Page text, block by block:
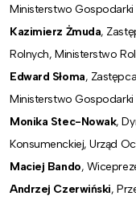
Ministerstwo Gospodarki
Kazimierz Żmuda,
Rolnych, Ministerstwo
Edward Słoma,
Ministerstwo Gospodarki
Monika Stec-Nowak,
Konsumenckiej, Urząd
Maciej Bando,
Andrzej Czerwiński,